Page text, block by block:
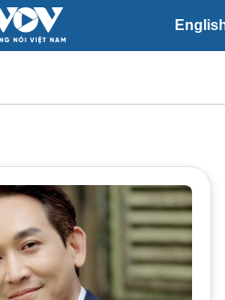
Tin 24h
Dự báo thời tiết
Giáo dục
Dấu ấn VOV
Việc làm
Biển đảo